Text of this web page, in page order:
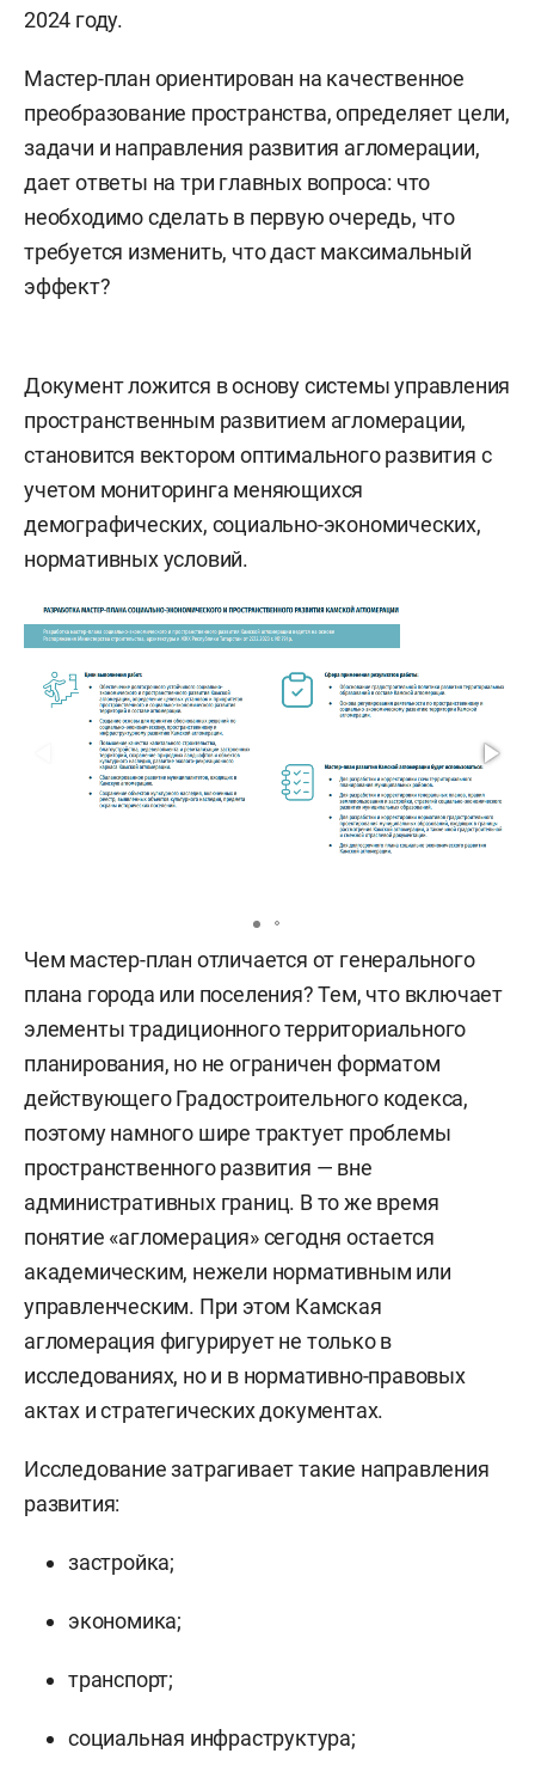
2024 году.
Мастер-план ориентирован на качественное
преобразование пространства, определяет цели,
задачи и направления развития агломерации,
дает ответы на три главных вопроса: что
необходимо сделать в первую очередь, что
требуется изменить, что даст максимальный
эффект?
Документ ложится в основу системы управления
пространственным развитием агломерации,
становится вектором оптимального развития с
учетом мониторинга меняющихся
демографических, социально-экономических,
нормативных условий.
Чем мастер-план отличается от генерального
плана города или поселения? Тем, что включает
элементы традиционного территориального
планирования, но не ограничен форматом
действующего Градостроительного кодекса,
поэтому намного шире трактует проблемы
пространственного развития — вне
административных границ. В то же время
понятие «агломерация» сегодня остается
академическим, нежели нормативным или
управленческим. При этом Камская
агломерация фигурирует не только в
исследованиях, но и в нормативно-правовых
актах и стратегических документах.
Исследование затрагивает такие направления
развития:
застройка;
экономика;
транспорт;
социальная инфраструктура;